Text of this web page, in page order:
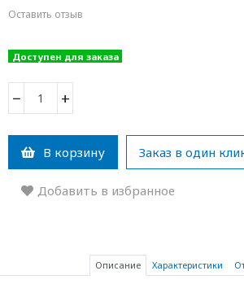
Оставить отзыв
Доступен для заказа
− +
В корзину Заказ в один
Добавить в избранное
Описание Характеристики